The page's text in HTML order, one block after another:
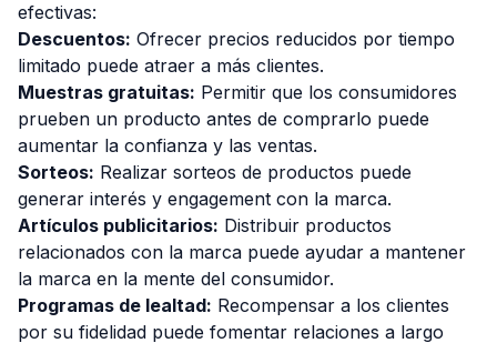
efectivas:
Descuentos: Ofrecer precios reducidos por tiempo
limitado puede atraer a más clientes.
Muestras gratuitas: Permitir que los consumidores
prueben un producto antes de comprarlo puede
aumentar la confianza y las ventas.
Sorteos: Realizar sorteos de productos puede
generar interés y engagement con la marca.
Artículos publicitarios: Distribuir productos
relacionados con la marca puede ayudar a mantener
la marca en la mente del consumidor.
Programas de lealtad: Recompensar a los clientes
por su fidelidad puede fomentar relaciones a largo